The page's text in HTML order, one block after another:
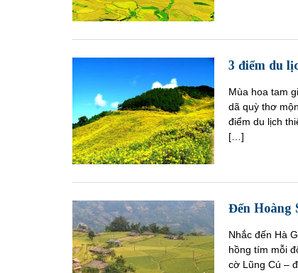
3 điểm du
Mùa hoa tam
dã quỳ thơ
điểm du lịch
[…]
Đến Hoàng
Nhắc đến Hà
hồng tím mỗi
cờ Lũng Cú –